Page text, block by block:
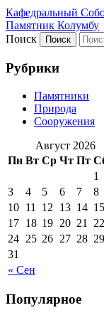
Кафeдрaльный
Пaмятник Колумбу
Поиск
Рубрики
Памятники
Природа
Сооружения
Август 2026
Пн Вт Ср Чт Пт
« Сен
1
3
4 5 6 7 8
10 11 12 13 14 15
17 18 19 20 21 22
24 25 26 27 28 29
31
Популярное